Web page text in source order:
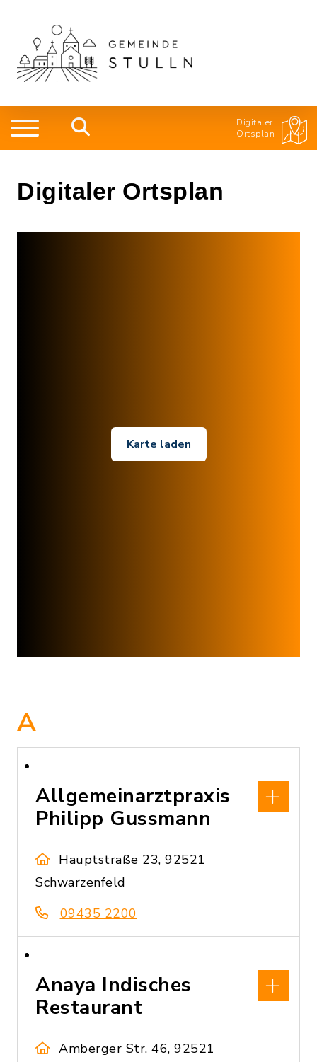
Digitaler
Ortsplan
Digitaler Ortsplan
Karte laden
A
Allgemeinarztpraxis
Philipp Gussmann
Hauptstraße 23, 92521
Schwarzenfeld
09435 2200
Anaya Indisches
Restaurant
Amberger Str. 46, 92521